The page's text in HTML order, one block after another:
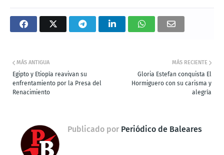
MÁS RECIENTE
Gloria Estefan conquista El
Hormiguero con su carisma y
alegría
MÁS ANTIGUA
Egipto y Etiopía reavivan su
enfrentamiento por la Presa del
Renacimiento
Publicado por Periódico de Baleares